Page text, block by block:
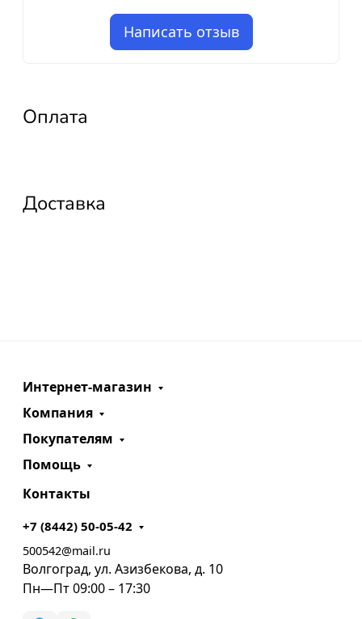
Написать отзыв
Оплата
Доставка
Интернет-магазин
Компания
Покупателям
Помощь
Контакты
+7 (8442) 50-05-42
500542@mail.ru
Волгоград, ул. Азизбекова, д. 10
Пн—Пт 09:00 – 17:30